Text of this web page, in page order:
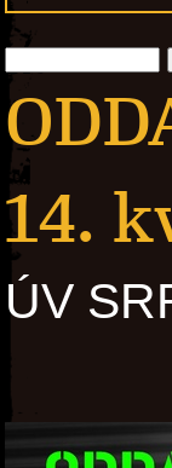
14.
ÚV